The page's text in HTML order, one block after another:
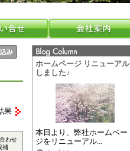
ホームページ リニューアル
しました♪
本日より、弊社ホームペー
ジをリニューアル...
果
わせ
補